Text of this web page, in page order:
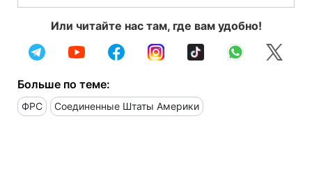
Или читайте нас там, где вам удобно!
Больше по теме:
ФРС Соединенные Штаты Америки